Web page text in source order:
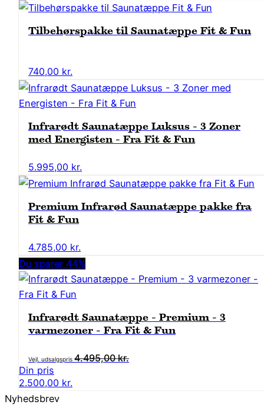
Tilbehørspakke til Saunatæppe Fit & Fun
740,00 kr.
Infrarødt Saunatæppe Luksus - 3 Zoner
med Energisten - Fra Fit & Fun
5.995,00 kr.
Premium Infrarød Saunatæppe pakke fra
Fit & Fun
4.785,00 kr.
Du sparer 44%
Infrarødt Saunatæppe - Premium - 3
varmezoner - Fra Fit & Fun
4.495,00kr.Den
2.500,00 kr.
Nyhedsbrev